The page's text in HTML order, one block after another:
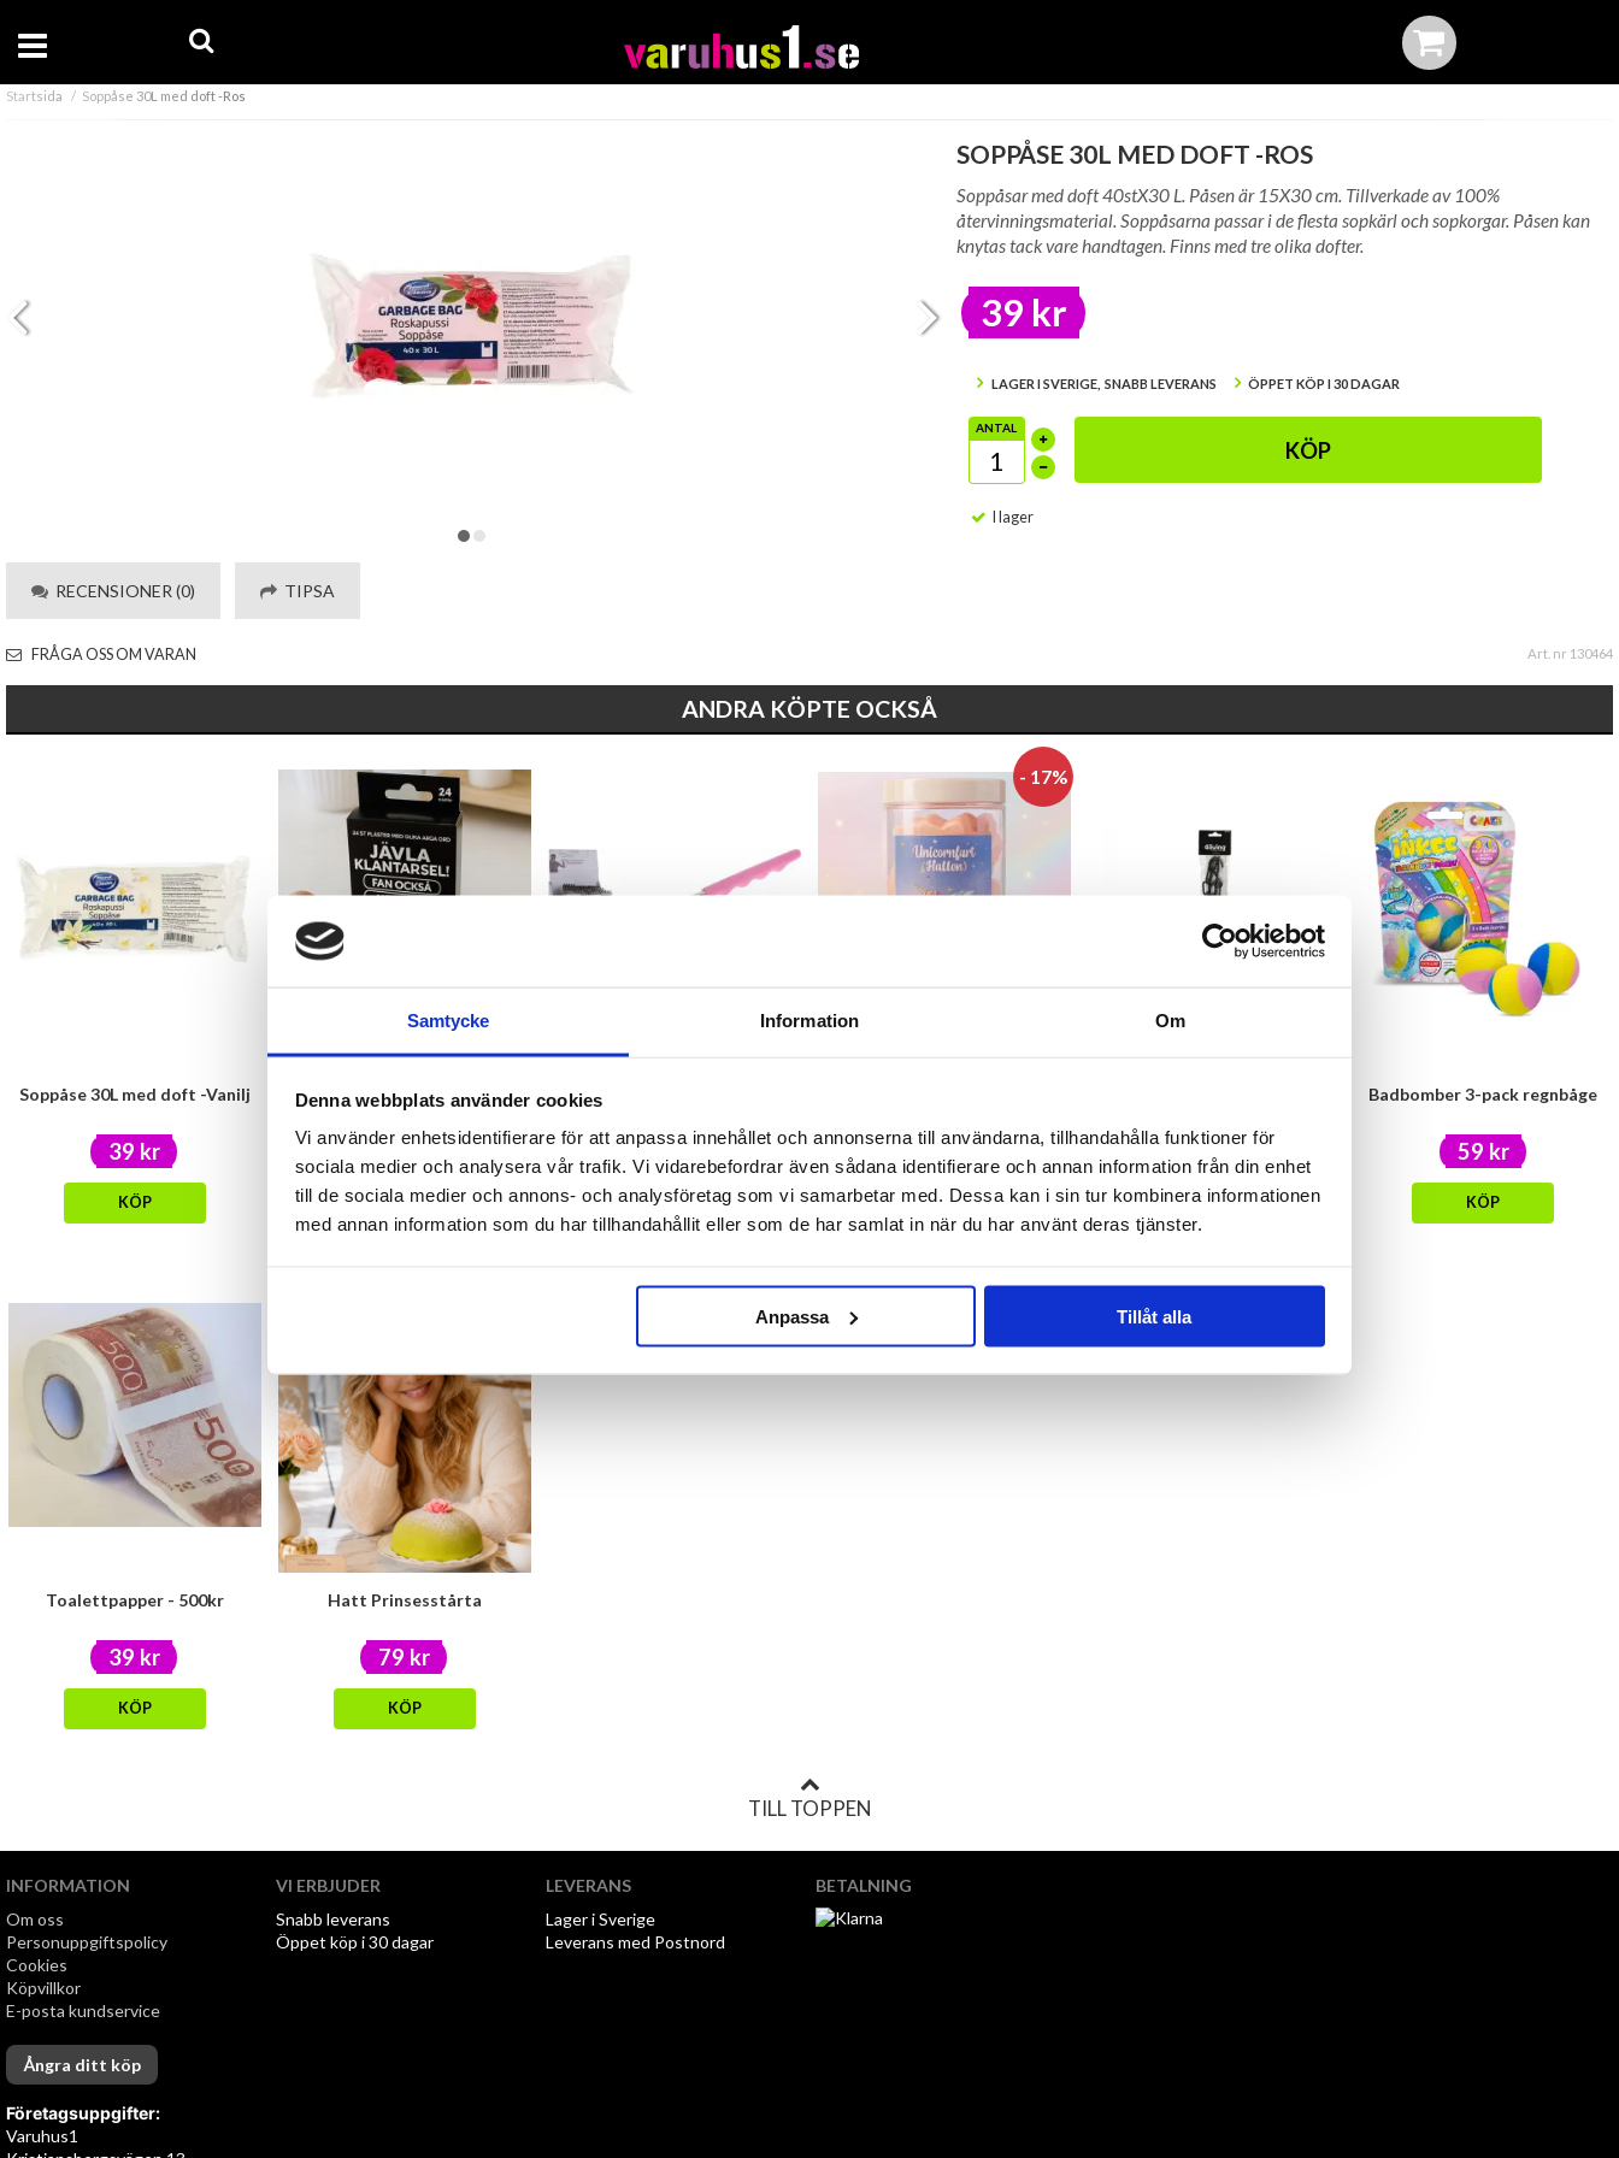
Samtycke Information Om
Denna webbplats använder cookies
Vi använder enhetsidentifierare för att anpassa innehållet och annonserna till användarna, tillhandahålla funktioner för
sociala medier och analysera vår trafik. Vi vidarebefordrar även sådana identifierare och annan information från din enhet
till de sociala medier och annons- och analysföretag som vi samarbetar med. Dessa kan i sin tur kombinera informationen
med annan information som du har tillhandahållit eller som de har samlat in när du har använt deras tjänster.
Anpassa Tillåt alla
Startsida Soppåse 30L med doft -Ros
SOPPÅSE 30L MED DOFT -ROS
Soppåsar med doft 40stX30 L. Påsen är 15X30 cm. Tillverkade av 100%
återvinningsmaterial. Soppåsarna passar i de flesta sopkärl och sopkorgar. Påsen kan
knytas tack vare handtagen. Finns med tre olika dofter.
39 kr
LAGER I SVERIGE, SNABB LEVERANS ÖPPET KÖP I 30 DAGAR
ANTAL
KÖP
I lager
RECENSIONER (0) TIPSA
FRÅGA OSS OM VARAN Art. nr 130464
ANDRA KÖPTE OCKSÅ
Soppåse 30L med doft -Vanilj
39 kr
KÖP
Plåster med arga ord 24-pack
29 kr
KÖP
20 kr
KÖP
- 17%
59 kr49 kr 49 kr
KÖP
Badbomber 3-pack regnbåge
59 kr
KÖP
Toalettpapper - 500kr
39 kr
KÖP
Hatt Prinsesstårta
79 kr
KÖP
TILL TOPPEN
INFORMATION
Om oss
Personuppgiftspolicy
Cookies
Köpvillkor
E-posta kundservice
Ångra ditt köp
Företagsuppgifter:
Varuhus1
VI ERBJUDER
Snabb leverans
Öppet köp i 30 dagar
LEVERANS
Lager i Sverige
Leverans med Postnord
BETALNING